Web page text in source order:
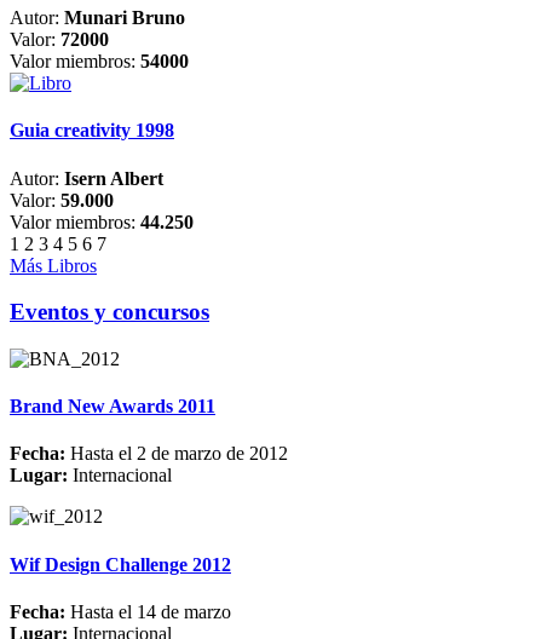
Autor: Munari Bruno
Valor: 72000
Valor miembros: 54000
Guia creativity 1998
Autor: Isern Albert
Valor: 59.000
Valor miembros: 44.250
1 2 3 4 5 6 7
Más Libros
Eventos y concursos
Brand New Awards 2011
Fecha: Hasta el 2 de marzo de 2012
Lugar: Internacional
Wif Design Challenge 2012
Fecha: Hasta el 14 de marzo
Lugar: Internacional